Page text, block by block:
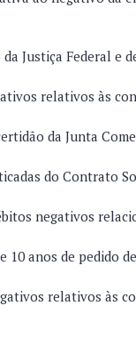
Justiça Federal e
relativos às
da Junta
do Contrato
negativos
10 anos de pedido
relativos às